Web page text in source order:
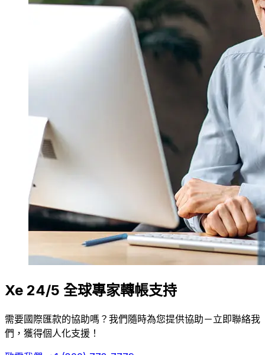
Xe 24/5 全球專家轉帳支持
需要國際匯款的協助嗎？我們隨時為您提供協助－立即聯絡我
們，獲得個人化支援！